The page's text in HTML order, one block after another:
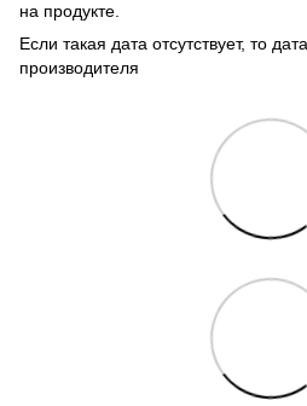
на продукте.
Если такая дата отсутствует, то
производителя